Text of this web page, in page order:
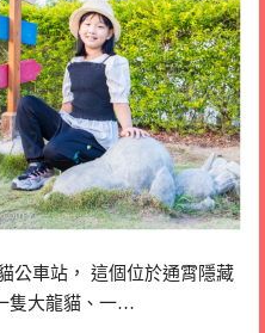
公車站， 這個位於通霄隱藏
隻大龍貓、一…